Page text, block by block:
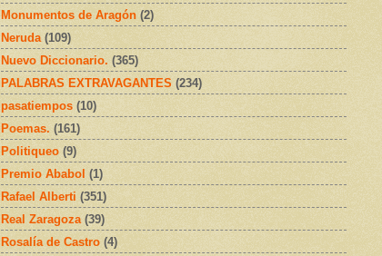
Monumentos de Aragón (2)
Neruda (109)
Nuevo Diccionario. (365)
PALABRAS EXTRAVAGANTES (234)
pasatiempos (10)
Poemas. (161)
Politiqueo (9)
Premio Ababol (1)
Rafael Alberti (351)
Real Zaragoza (39)
Rosalía de Castro (4)